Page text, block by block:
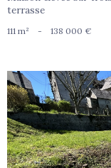
terrasse
111 m² - 138 000 €